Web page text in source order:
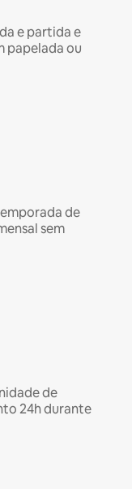
e partida e
papelada ou
de
sem
de
24h durante